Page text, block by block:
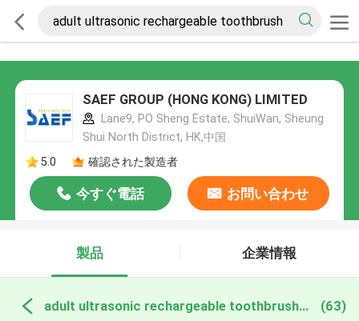
SAEF GROUP (HONG KONG) LIMITED
Lane9, PO Sheng Estate, ShuiWan, Sheung
Shui North District, HK,中国
5.0
確認された製造者
今すぐ電話 お問い合わせ
製品 企業情報
adult ultrasonic rechargeable toothbrush オンライン製造 (63)